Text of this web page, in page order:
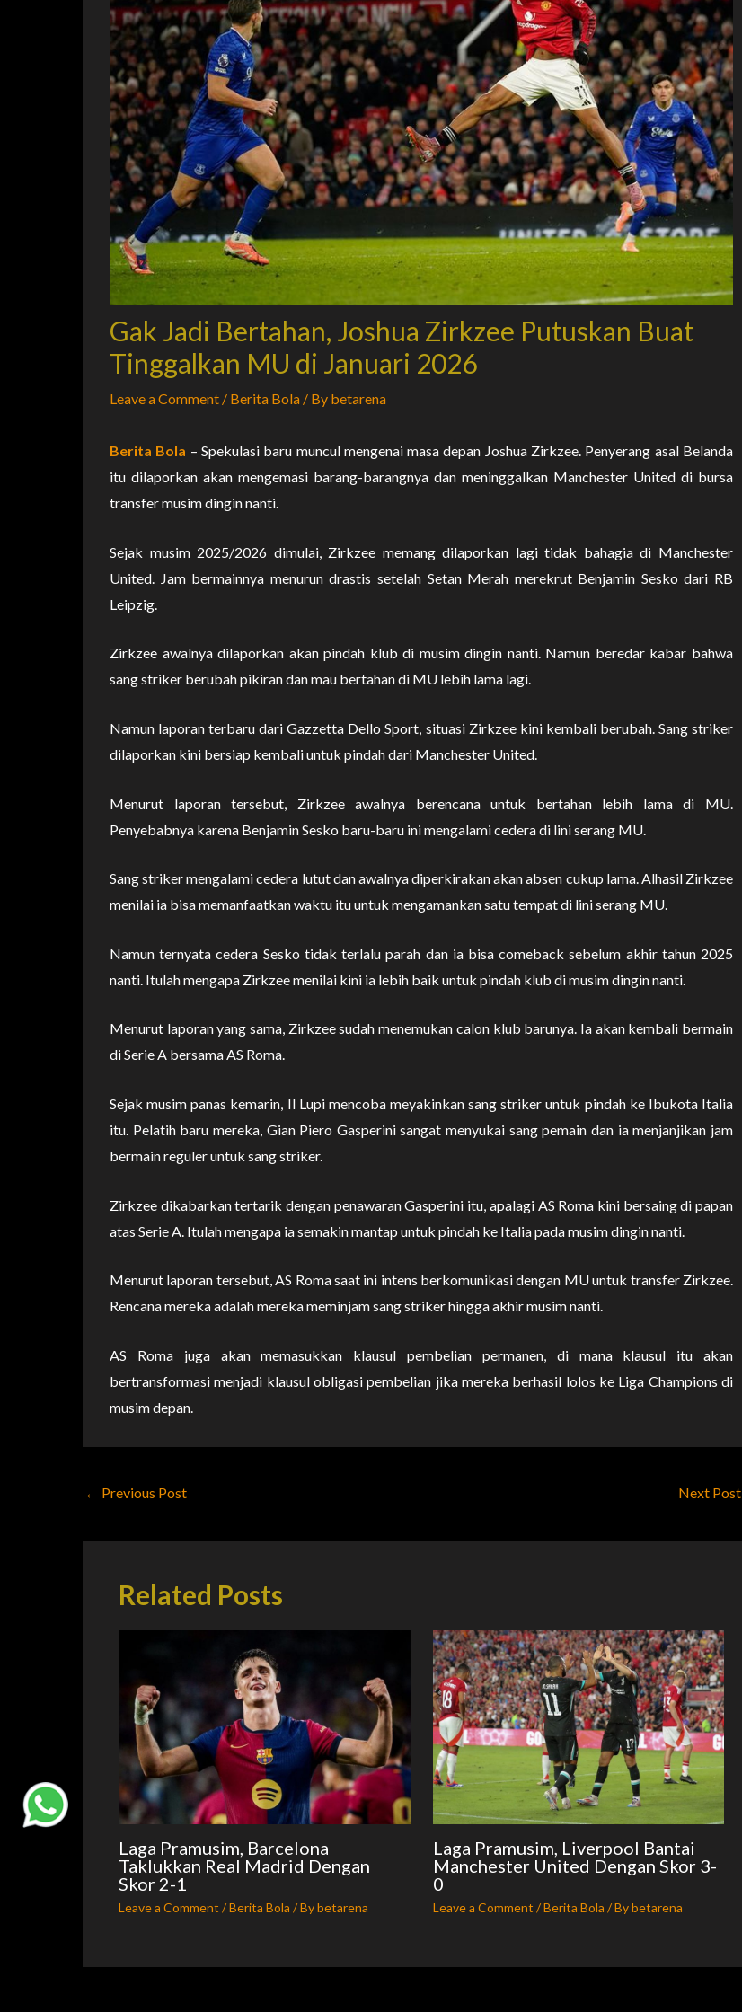
Gak Jadi Bertahan, Joshua Zirkzee Putuskan Buat
Tinggalkan MU di Januari 2026
Leave a Comment / Berita Bola / By betarena
Berita Bola – Spekulasi baru muncul mengenai masa depan Joshua Zirkzee. Penyerang asal Belanda
itu dilaporkan akan mengemasi barang-barangnya dan meninggalkan Manchester United di bursa
transfer musim dingin nanti.
Sejak musim 2025/2026 dimulai, Zirkzee memang dilaporkan lagi tidak bahagia di Manchester
United. Jam bermainnya menurun drastis setelah Setan Merah merekrut Benjamin Sesko dari RB
Leipzig.
Zirkzee awalnya dilaporkan akan pindah klub di musim dingin nanti. Namun beredar kabar bahwa
sang striker berubah pikiran dan mau bertahan di MU lebih lama lagi.
Namun laporan terbaru dari Gazzetta Dello Sport, situasi Zirkzee kini kembali berubah. Sang striker
dilaporkan kini bersiap kembali untuk pindah dari Manchester United.
Menurut laporan tersebut, Zirkzee awalnya berencana untuk bertahan lebih lama di MU.
Penyebabnya karena Benjamin Sesko baru-baru ini mengalami cedera di lini serang MU.
Sang striker mengalami cedera lutut dan awalnya diperkirakan akan absen cukup lama. Alhasil Zirkzee
menilai ia bisa memanfaatkan waktu itu untuk mengamankan satu tempat di lini serang MU.
Namun ternyata cedera Sesko tidak terlalu parah dan ia bisa comeback sebelum akhir tahun 2025
nanti. Itulah mengapa Zirkzee menilai kini ia lebih baik untuk pindah klub di musim dingin nanti.
Menurut laporan yang sama, Zirkzee sudah menemukan calon klub barunya. Ia akan kembali bermain
di Serie A bersama AS Roma.
Sejak musim panas kemarin, Il Lupi mencoba meyakinkan sang striker untuk pindah ke Ibukota Italia
itu. Pelatih baru mereka, Gian Piero Gasperini sangat menyukai sang pemain dan ia menjanjikan jam
bermain reguler untuk sang striker.
Zirkzee dikabarkan tertarik dengan penawaran Gasperini itu, apalagi AS Roma kini bersaing di papan
atas Serie A. Itulah mengapa ia semakin mantap untuk pindah ke Italia pada musim dingin nanti.
Menurut laporan tersebut, AS Roma saat ini intens berkomunikasi dengan MU untuk transfer Zirkzee.
Rencana mereka adalah mereka meminjam sang striker hingga akhir musim nanti.
AS Roma juga akan memasukkan klausul pembelian permanen, di mana klausul itu akan
bertransformasi menjadi klausul obligasi pembelian jika mereka berhasil lolos ke Liga Champions di
musim depan.
← Previous Post Next Post
Related Posts
Laga Pramusim, Barcelona
Taklukkan Real Madrid Dengan
Skor 2-1
Leave a Comment /Berita Bola / Bybetarena
Laga Pramusim, Liverpool Bantai
Manchester United Dengan Skor 3-
0
Leave a Comment /Berita Bola / Bybetarena